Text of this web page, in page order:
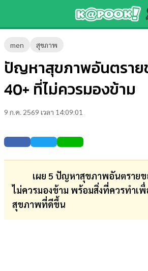
men สุขภาพ
ปัญหาสุขภาพอันตราย
40+ ที่ไม่ควรมองข้าม
9 ก.ค. 2569 เวลา 14:09:01
เผย 5 ปัญหาสุขภาพอันตรายขอ
ไม่ควรมองข้าม พร้อมสิ่งที่ควรทำเพื่
สุขภาพที่ดีขึ้น
ข่าว-
ความ
รู้
ข่าว
บันเทิง
ตรวจ
ผล
บอล
สด